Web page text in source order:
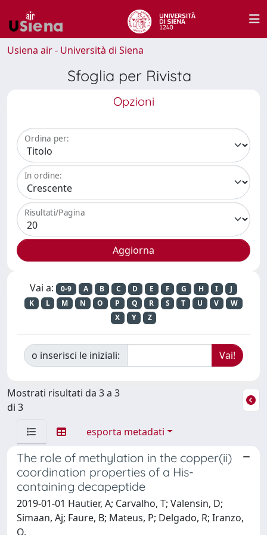
Usiena air - Università di Siena
Sfoglia per Rivista
Opzioni
Ordina per:
In ordine:
Risultati/Pagina
Vai a: 0-9 A B C D E F G H I
J
K
L M N O P Q R S T U V
W
X
Y Z
o inserisci le iniziali:
Mostrati risultati da 3 a 3
di 3
esporta metadati
The role of methylation in the copper(ii)
coordination properties of a His-
containing decapeptide
2019-01-01 Hautier, A; Carvalho, T; Valensin, D;
Simaan, Aj; Faure, B; Mateus, P; Delgado, R; Iranzo,
O.